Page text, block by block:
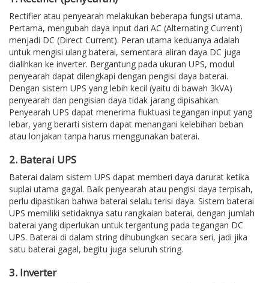
Rectifier atau penyearah melakukan beberapa fungsi utama.
Pertama, mengubah daya input dari AC (Alternating Current)
menjadi DC (Direct Current). Peran utama keduanya adalah
untuk mengisi ulang baterai, sementara aliran daya DC juga
dialihkan ke inverter. Bergantung pada ukuran UPS, modul
penyearah dapat dilengkapi dengan pengisi daya baterai.
Dengan sistem UPS yang lebih kecil (yaitu di bawah 3kVA)
penyearah dan pengisian daya tidak jarang dipisahkan.
Penyearah UPS dapat menerima fluktuasi tegangan input yang
lebar, yang berarti sistem dapat menangani kelebihan beban
atau lonjakan tanpa harus menggunakan baterai.
2. Baterai UPS
Baterai dalam sistem UPS dapat memberi daya darurat ketika
suplai utama gagal. Baik penyearah atau pengisi daya terpisah,
perlu dipastikan bahwa baterai selalu terisi daya. Sistem baterai
UPS memiliki setidaknya satu rangkaian baterai, dengan jumlah
baterai yang diperlukan untuk tergantung pada tegangan DC
UPS. Baterai di dalam string dihubungkan secara seri, jadi jika
satu baterai gagal, begitu juga seluruh string.
3. Inverter